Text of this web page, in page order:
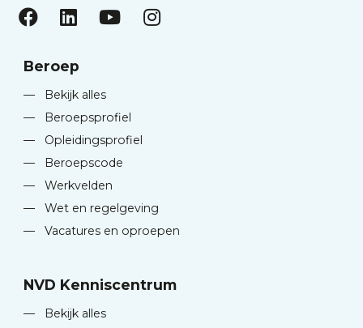
Beroep
—
Bekijk alles
—
Beroepsprofiel
—
Opleidingsprofiel
—
Beroepscode
—
Werkvelden
—
Wet en regelgeving
—
Vacatures en oproepen
NVD Kenniscentrum
—
Bekijk alles